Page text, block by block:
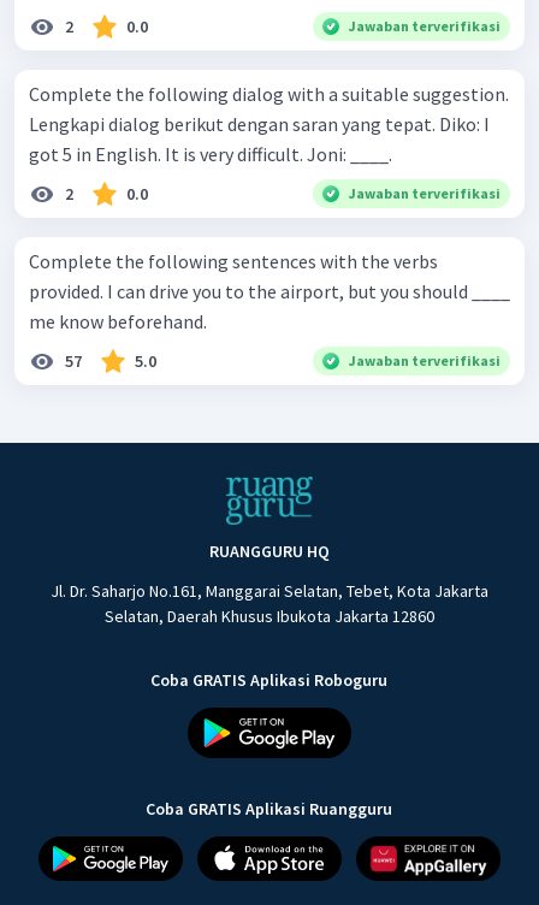
2 0.0 Jawaban terverifikasi
Complete the following dialog with a suitable suggestion.
Lengkapi dialog berikut dengan saran yang tepat. Diko: I
got 5 in English. It is very difficult. Joni: ____.
2 0.0 Jawaban terverifikasi
Complete the following sentences with the verbs
provided. I can drive you to the airport, but you should ____
me know beforehand.
57 5.0 Jawaban terverifikasi
RUANGGURU HQ
Jl. Dr. Saharjo No.161, Manggarai Selatan, Tebet, Kota Jakarta
Selatan, Daerah Khusus Ibukota Jakarta 12860
Coba GRATIS Aplikasi Roboguru
Coba GRATIS Aplikasi Ruangguru